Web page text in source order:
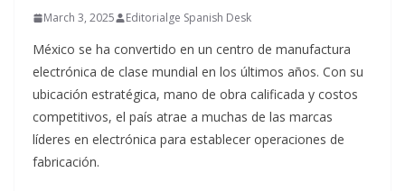
March 3, 2025 Editorialge Spanish Desk
México se ha convertido en un centro de manufactura
electrónica de clase mundial en los últimos años. Con su
ubicación estratégica, mano de obra calificada y costos
competitivos, el país atrae a muchas de las marcas
líderes en electrónica para establecer operaciones de
fabricación.